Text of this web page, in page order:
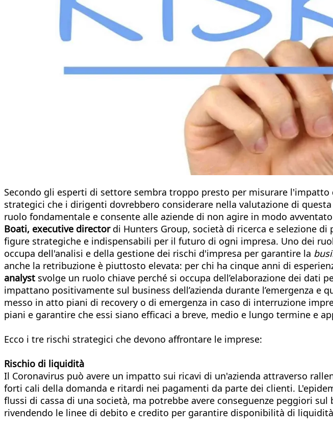
Secondo gli esperti di settore sembra troppo presto per misurare
strategici che i dirigenti dovrebbero considerare nella valutazione di
ruolo fondamentale e consente alle aziende di non agire in modo
Boati, executive director di Hunters Group, società di ricerca e selezione
figure strategiche e indispensabili per il futuro di ogni impresa. Uno dei
occupa dell'analisi e della gestione dei rischi d'impresa per garantire la
anche la retribuzione è piuttosto elevata: per chi ha cinque anni di
analyst svolge un ruolo chiave perché si occupa dell’elaborazione dei
impattano positivamente sul business dell’azienda durante l’emergenza
messo in atto piani di recovery o di emergenza in caso di interruzione
piani e garantire che essi siano efficaci a breve, medio e lungo termine e
Ecco i tre rischi strategici che devono affrontare le imprese:
Rischio di liquidità
Il Coronavirus può avere un impatto sui ricavi di un'azienda attraverso
forti cali della domanda e ritardi nei pagamenti da parte dei clienti.
flussi di cassa di una società, ma potrebbe avere conseguenze peggiori
rivendendo le linee di debito e credito per garantire disponibilità di